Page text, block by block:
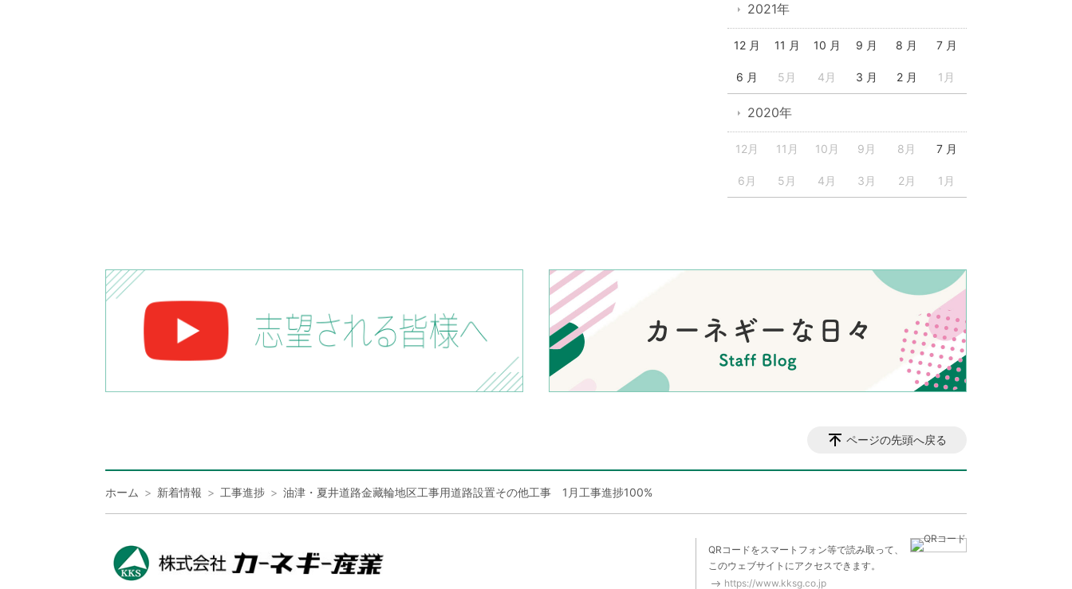
2021年
12 月 11 月 10 月 9 月 8 月 7 月
6 月 5月 4月 3 月 2 月 1月
2020年
12月 11月 10月 9月 8月 7 月
6月 5月 4月 3月 2月 1月
ページの先頭へ戻る
ホーム 新着情報 工事進捗 油津・夏井道路金藏輪地区工事用道路設置その他工事 1月工事進捗100%
QRコードをスマートフォン等で読み取って、
このウェブサイトにアクセスできます。
https://www.kksg.co.jp